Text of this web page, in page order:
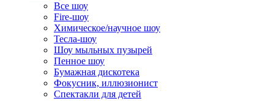
Все шоу
Fire-шоу
Химическое/научное шоу
Тесла-шоу
Шоу мыльных пузырей
Пенное шоу
Бумажная дискотека
Фокусник, иллюзионист
Спектакли для детей